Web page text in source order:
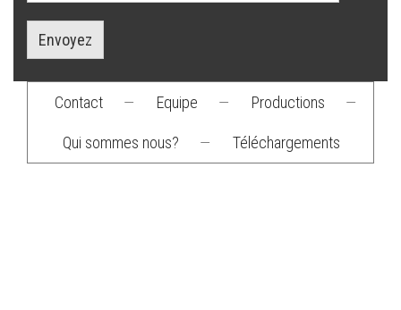
Envoyez
Footer
menu
Contact — Equipe — Productions —
Qui sommes nous? — Téléchargements